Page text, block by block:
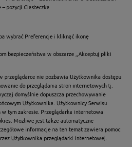
pozycji Ciasteczka.
wybrać Preferencje i kliknąć ikonę
bezpieczeństwa w obszarze ,,Akceptuj pliki
przeglądarce nie pozbawia Użytkownika dostępu
do przeglądania stron internetowych tj.
domyślnie dopuszcza przechowywanie
Użytkownika. Użytkownicy Serwisu
w tym zakresie. Przeglądarka internetowa
Możliwe jest także automatyczne
informacje na ten temat zawiera pomoc
Użytkownika przeglądarki internetowej.